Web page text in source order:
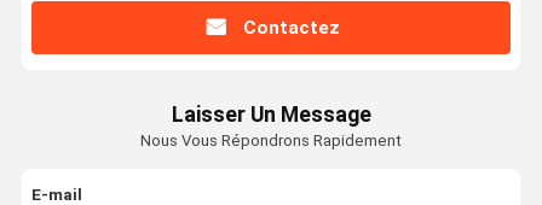
Contactez
Laisser Un Message
Nous Vous Répondrons Rapidement
E-mail